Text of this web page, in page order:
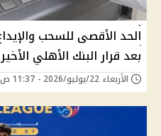
بعد قرار البنك الأهلي الأخير
الأربعاء 22/يوليو/2026 - 11:37 ص